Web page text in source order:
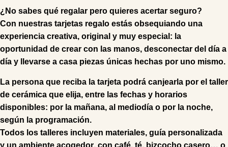
¿No sabes qué regalar pero quieres acertar seguro?
Con nuestras tarjetas regalo estás obsequiando una
experiencia creativa, original y muy especial : la
oportunidad de crear con las manos, desconectar del día a
día y llevarse a casa piezas únicas hechas por uno mismo.
La persona que reciba la tarjeta podrá canjearla por el taller
de cerámica que elija, entre las fechas y horarios
disponibles: por la mañana, al mediodía o por la noche,
según la programación.
Todos los talleres incluyen materiales, guía personalizada
y un ambiente acogedor, con café, té, bizcocho casero… o